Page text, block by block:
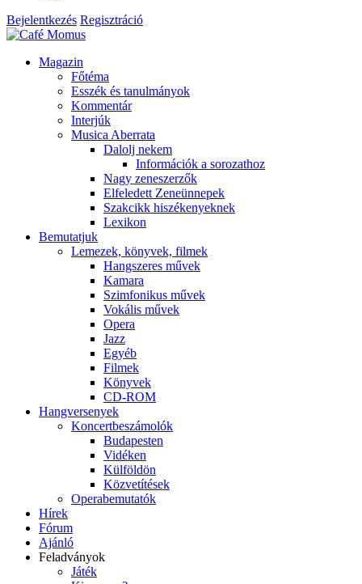
Bejelentkezés Regisztráció
Magazin
Főtéma
Esszék és tanulmányok
Kommentár
Interjúk
Musica Aberrata
Dalolj nekem
Információk a sorozathoz
Nagy zeneszerzők
Elfeledett Zeneünnepek
Szakcikk hiszékenyeknek
Lexikon
Bemutatjuk
Lemezek, könyvek, filmek
Hangszeres művek
Kamara
Szimfonikus művek
Vokális művek
Opera
Jazz
Egyéb
Filmek
Könyvek
CD-ROM
Hangversenyek
Koncertbeszámolók
Budapesten
Vidéken
Külföldön
Közvetítések
Operabemutatók
Hírek
Fórum
Ajánló
Feladványok
Játék